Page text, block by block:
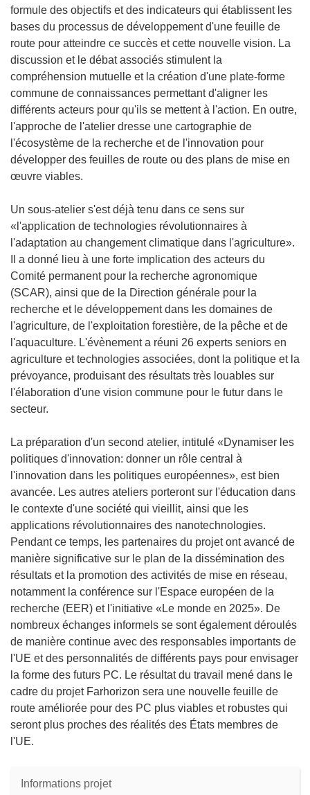
formule des objectifs et des indicateurs qui établissent les
bases du processus de développement d'une feuille de
route pour atteindre ce succès et cette nouvelle vision. La
discussion et le débat associés stimulent la
compréhension mutuelle et la création d'une plate-forme
commune de connaissances permettant d'aligner les
différents acteurs pour qu'ils se mettent à l'action. En outre,
l'approche de l'atelier dresse une cartographie de
l'écosystème de la recherche et de l'innovation pour
développer des feuilles de route ou des plans de mise en
œuvre viables.
Un sous-atelier s'est déjà tenu dans ce sens sur
«l'application de technologies révolutionnaires à
l'adaptation au changement climatique dans l'agriculture».
Il a donné lieu à une forte implication des acteurs du
Comité permanent pour la recherche agronomique
(SCAR), ainsi que de la Direction générale pour la
recherche et le développement dans les domaines de
l'agriculture, de l'exploitation forestière, de la pêche et de
l'aquaculture. L'évènement a réuni 26 experts seniors en
agriculture et technologies associées, dont la politique et la
prévoyance, produisant des résultats très louables sur
l'élaboration d'une vision commune pour le futur dans le
secteur.
La préparation d'un second atelier, intitulé «Dynamiser les
politiques d'innovation: donner un rôle central à
l'innovation dans les politiques européennes», est bien
avancée. Les autres ateliers porteront sur l'éducation dans
le contexte d'une société qui vieillit, ainsi que les
applications révolutionnaires des nanotechnologies.
Pendant ce temps, les partenaires du projet ont avancé de
manière significative sur le plan de la dissémination des
résultats et la promotion des activités de mise en réseau,
notamment la conférence sur l'Espace européen de la
recherche (EER) et l'initiative «Le monde en 2025». De
nombreux échanges informels se sont également déroulés
de manière continue avec des responsables importants de
l'UE et des personnalités de différents pays pour envisager
la forme des futurs PC. Le résultat du travail mené dans le
cadre du projet Farhorizon sera une nouvelle feuille de
route améliorée pour des PC plus viables et robustes qui
seront plus proches des réalités des États membres de
l'UE.
Informations projet